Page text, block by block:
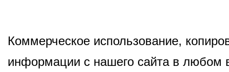
Коммерческое использование,
информации с нашего сайта в любом